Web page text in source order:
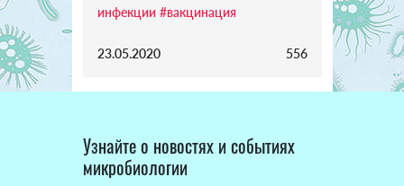
инфекции #вакцинация
23.05.2020 556
Узнайте о новостях и событиях
микробиологии